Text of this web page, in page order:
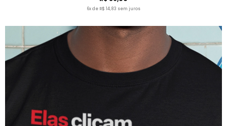
6x de R$ 14,83 sem juros